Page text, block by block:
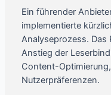
Ein führender
implementierte
Analyseprozess. Das
Anstieg der
Content-
Nutzerpräferenzen.